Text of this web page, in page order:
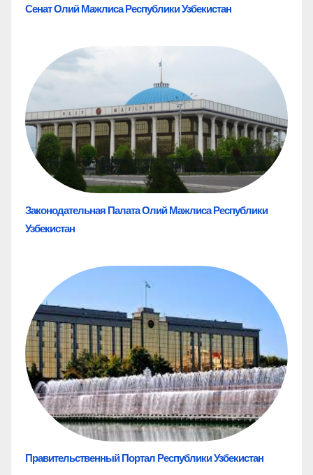
Сенат Олий Мажлиса Республики Узбекистан
Законодательная Палата Олий Мажлиса Республики
Узбекистан
Правительственный Портал Республики Узбекистан